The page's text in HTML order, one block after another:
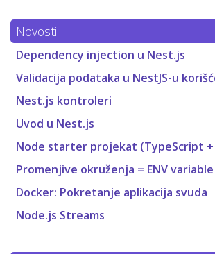
Novosti:
Dependency injection u Nest.js
Validacija podataka u NestJS-u
Nest.js kontroleri
Uvod u Nest.js
Node starter projekat (TypeScript +
Promenjive okruženja = ENV variable
Docker: Pokretanje aplikacija svuda
Node.js Streams